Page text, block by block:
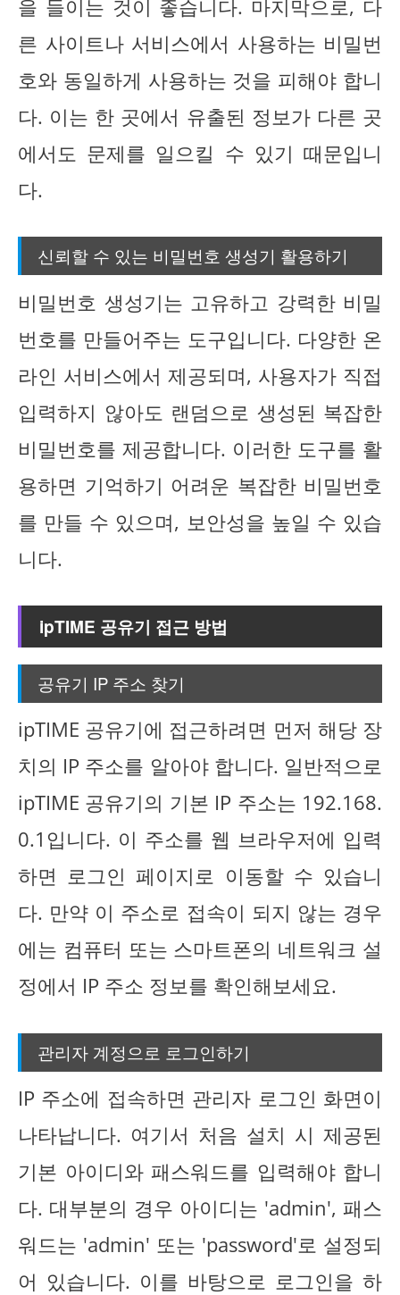
을 들이는 것이 좋습니다. 마지막으로, 다
른 사이트나 서비스에서 사용하는 비밀번
호와 동일하게 사용하는 것을 피해야 합니
다. 이는 한 곳에서 유출된 정보가 다른 곳
에서도 문제를 일으킬 수 있기 때문입니
다.
신뢰할 수 있는 비밀번호 생성기 활용하기
비밀번호 생성기는 고유하고 강력한 비밀
번호를 만들어주는 도구입니다. 다양한 온
라인 서비스에서 제공되며, 사용자가 직접
입력하지 않아도 랜덤으로 생성된 복잡한
비밀번호를 제공합니다. 이러한 도구를 활
용하면 기억하기 어려운 복잡한 비밀번호
를 만들 수 있으며, 보안성을 높일 수 있습
니다.
ipTIME 공유기 접근 방법
공유기 IP 주소 찾기
ipTIME 공유기에 접근하려면 먼저 해당 장
치의 IP 주소를 알아야 합니다. 일반적으로
ipTIME 공유기의 기본 IP 주소는 192.168.
0.1입니다. 이 주소를 웹 브라우저에 입력
하면 로그인 페이지로 이동할 수 있습니
다. 만약 이 주소로 접속이 되지 않는 경우
에는 컴퓨터 또는 스마트폰의 네트워크 설
정에서 IP 주소 정보를 확인해보세요.
관리자 계정으로 로그인하기
IP 주소에 접속하면 관리자 로그인 화면이
나타납니다. 여기서 처음 설치 시 제공된
기본 아이디와 패스워드를 입력해야 합니
다. 대부분의 경우 아이디는 'admin', 패스
워드는 'admin' 또는 'password'로 설정되
어 있습니다. 이를 바탕으로 로그인을 하